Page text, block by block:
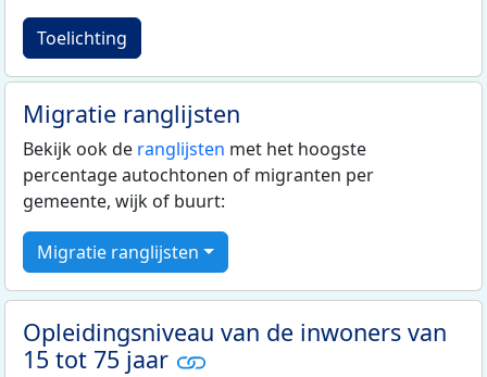
Toelichting
Migratie ranglijsten
Bekijk ook de ranglijsten met het hoogste
percentage autochtonen of migranten per
gemeente, wijk of buurt:
Migratie ranglijsten
Opleidingsniveau van de inwoners van
15 tot 75 jaar